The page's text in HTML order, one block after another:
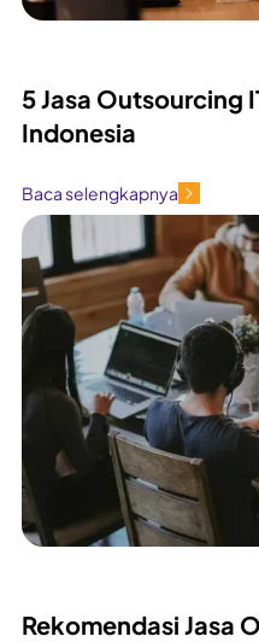
5 Jasa Outsourcing
Indonesia
Baca selengkapnya
Rekomendasi Jasa